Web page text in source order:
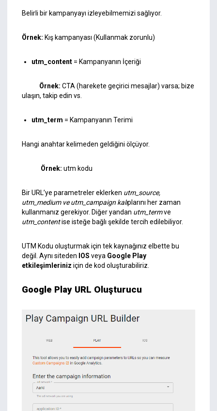
Belirli bir kampanyayı izleyebilmemizi sağlıyor.
Örnek: Kış kampanyası (Kullanmak zorunlu)
utm_content = Kampanyanın İçeriği
Örnek: CTA (harekete geçirici mesajlar) varsa; bize
ulaşın, takip edin vs.
utm_term = Kampanyanın Terimi
Hangi anahtar kelimeden geldiğini ölçüyor.
Örnek: utm kodu
Bir URL’ye parametreler eklerken utm_source,
utm_medium ve utm_campaign kalıplarını her zaman
kullanmanız gerekiyor. Diğer yandan utm_termve
utm_contentise isteğe bağlı şekilde tercih edilebiliyor.
UTM Kodu oluşturmak için tek kaynağınız elbette bu
değil. Aynı siteden IOS veya Google Play
etkileşimleriniz için de kod oluşturabiliriz.
Google Play URL Oluşturucu